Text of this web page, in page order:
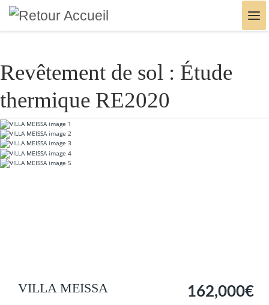
Skip to content
Revêtement de sol : Étude
thermique RE2020
VILLA MEISSA 162,000€